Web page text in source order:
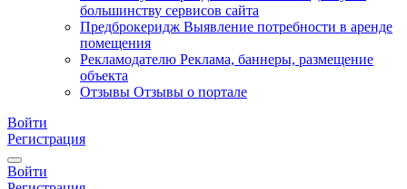
большинству сервисов сайта
Предброкеридж Выявление потребности в аренде
помещения
Рекламодателю Реклама, баннеры, размещение
объекта
Отзывы Отзывы о портале
Войти
Регистрация
Войти